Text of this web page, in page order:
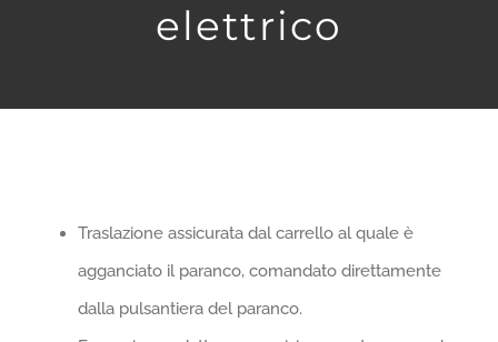
elettrico
Traslazione assicurata dal carrello al quale è
agganciato il paranco, comandato direttamente
dalla pulsantiera del paranco.